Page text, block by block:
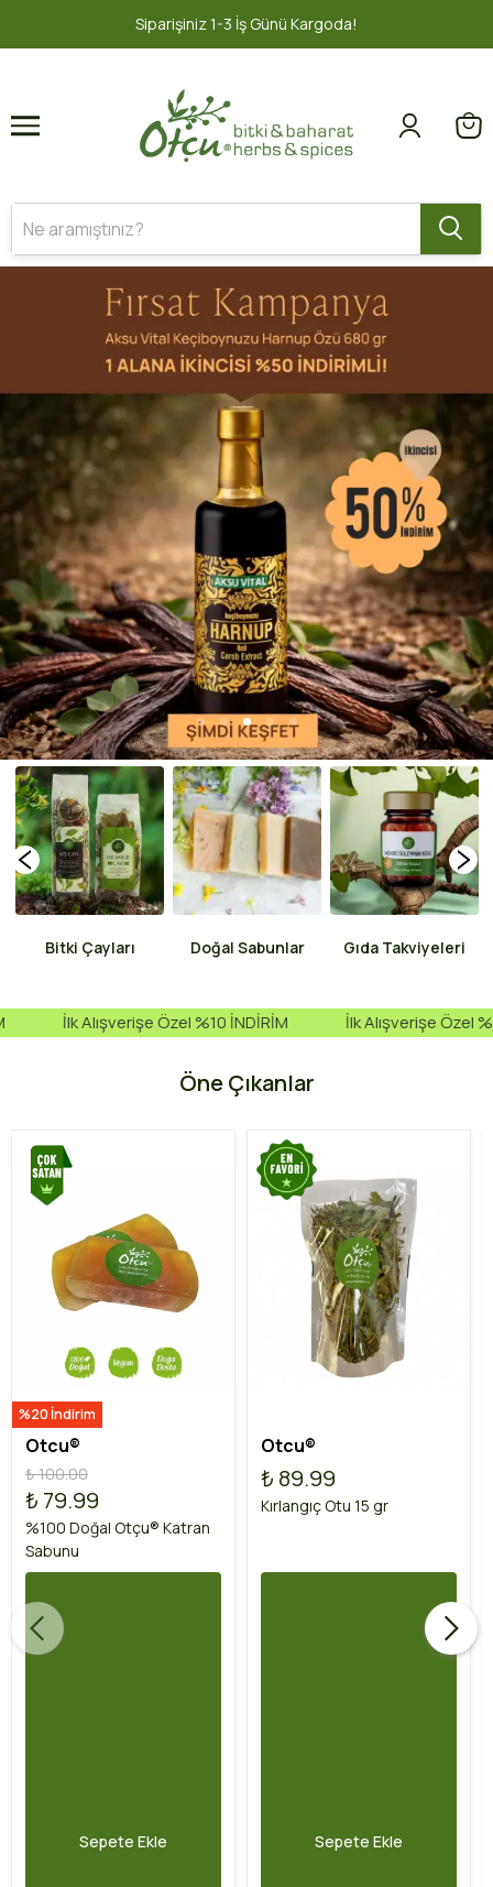
2000 TL ve üzeri ÜCRETSİZ KARGO 📦
1 2
1 2 3 4 5
Bitki Çayları Doğal Sabunlar Gıda Takviyeleri
Özel %10 İNDİRİM İlk Alışverişe Özel %10 İNDİRİM
Öne Çıkanlar
%20 İndirim
Otcu®
₺ 100.00
₺ 79.99
%100 Doğal Otçu® Katran
Sabunu
Sepete Ekle
Otcu®
₺ 89.99
Kırlangıç Otu 15 gr
Sepete Ekle